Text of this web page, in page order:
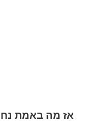
אז מה באמת